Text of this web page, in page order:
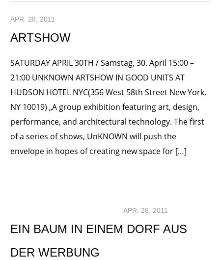
APR. 28, 2011
ARTSHOW
SATURDAY APRIL 30TH / Samstag, 30. April 15:00 –
21:00 UNKNOWN ARTSHOW IN GOOD UNITS AT
HUDSON HOTEL NYC(356 West 58th Street New York,
NY 10019) „A group exhibition featuring art, design,
performance, and architectural technology. The first
of a series of shows, UnKNOWN will push the
envelope in hopes of creating new space for […]
APR. 28, 2011
EIN BAUM IN EINEM DORF AUS
DER WERBUNG